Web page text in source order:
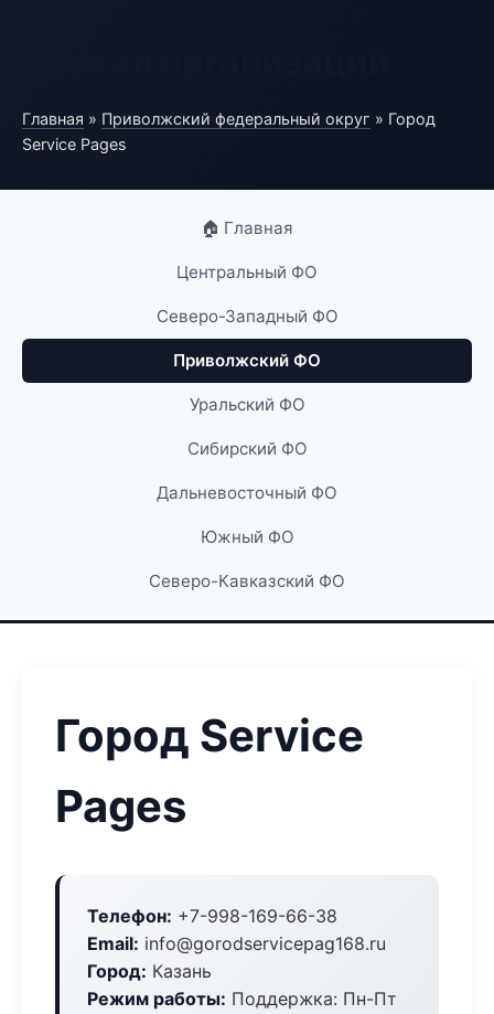
Главная » Приволжский федеральный округ » Город
Service Pages
🏠 Главная
Центральный ФО
Северо-Западный ФО
Приволжский ФО
Уральский ФО
Сибирский ФО
Дальневосточный ФО
Южный ФО
Северо-Кавказский ФО
Город Service
Pages
Телефон: +7-998-169-66-38
Email: info@gorodservicepag168.ru
Город: Казань
Режим работы: Поддержка: Пн-Пт